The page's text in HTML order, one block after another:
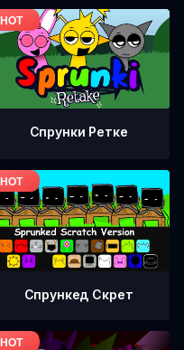
Спрунки Ретке
Спрункед Скрет